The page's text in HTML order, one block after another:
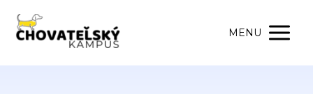
MENU